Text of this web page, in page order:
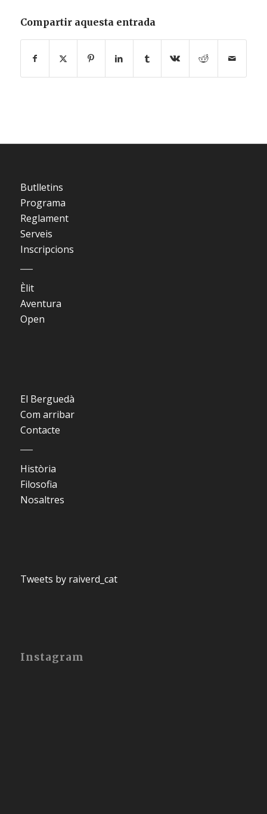
Compartir aquesta entrada
Butlletins
Programa
Reglament
Serveis
Inscripcions
Èlit
Aventura
Open
El Berguedà
Com arribar
Contacte
Història
Filosofia
Nosaltres
Tweets by raiverd_cat
Instagram